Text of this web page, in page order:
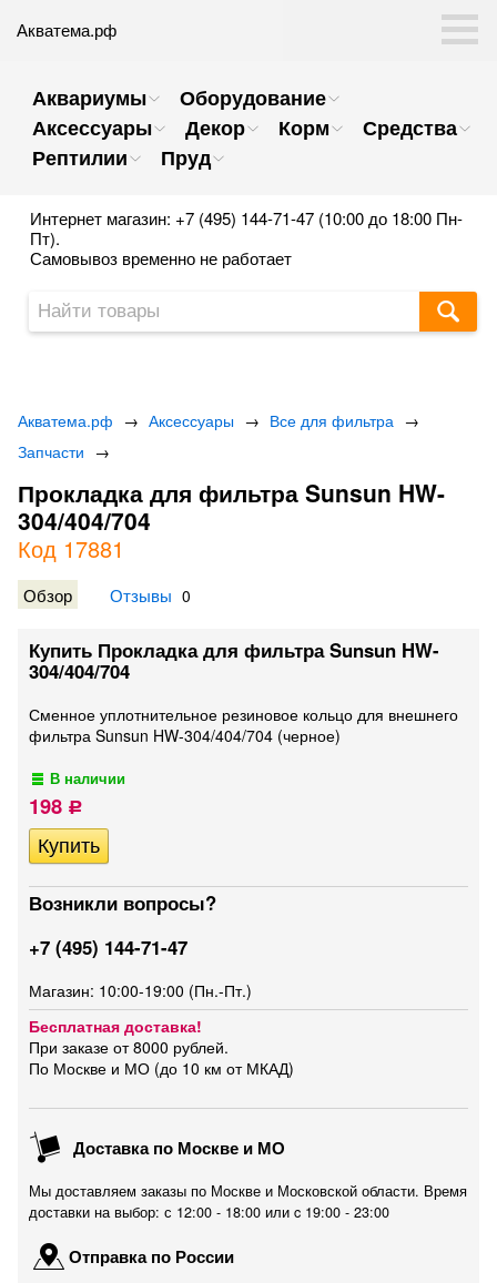
Акватема.рф
Аквариумы
Оборудование
Аксессуары
Декор Корм
Средства
Рептилии
Пруд
Интернет магазин: +7 (495) 144-71-47 (10:00 до 18:00 Пн-
Пт).
Самовывоз временно не работает
Акватема.рф → Аксессуары → Все для фильтра →
Запчасти →
Прокладка для фильтра Sunsun HW-
304/404/704
Код 17881
Обзор Отзывы 0
Купить Прокладка для фильтра Sunsun HW-
304/404/704
Сменное уплотнительное резиновое кольцо для внешнего
фильтра Sunsun HW-304/404/704 (черное)
В наличии
198 Р
Возникли вопросы?
+7 (495) 144-71-47
Магазин: 10:00-19:00 (Пн.-Пт.)
Бесплатная доставка!
При заказе от 8000 рублей.
По Москве и МО (до 10 км от МКАД)
Доставка по Москве и МО
Мы доставляем заказы по Москве и Московской области. Время
доставки на выбор: с 12:00 - 18:00 или c 19:00 - 23:00
Отправка по России